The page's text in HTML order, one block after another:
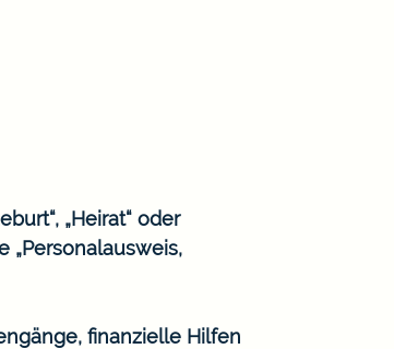
„Heirat“ oder
„Personalausweis,
finanzielle Hilfen